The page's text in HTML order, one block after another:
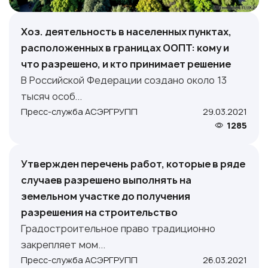
Хоз. деятельность в населенных пунктах,
расположенных в границах ООПТ: кому и
что разрешено, и кто принимает решение
В Российской Федерации создано около 13
тысяч особ...
Пресс-служба АСЭРГРУПП
29.03.2021
1285
Утвержден перечень работ, которые в ряде
случаев разрешено выполнять на
земельном участке до получения
разрешения на строительство
Градостроительное право традиционно
закрепляет мом...
Пресс-служба АСЭРГРУПП 26.03.2021